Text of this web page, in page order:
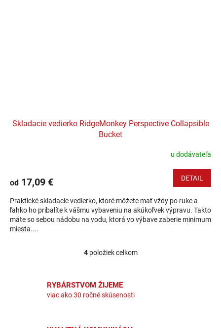
Skladacie vedierko RidgeMonkey Perspective Collapsible
Bucket
u dodávateľa
od 17,09 € DETAIL
Praktické skladacie vedierko, ktoré môžete mať vždy po ruke a
ľahko ho pribalíte k vášmu vybaveniu na akúkoľvek výpravu. Takto
máte so sebou nádobu na vodu, ktorá vo výbave zaberie minimum
miesta....
Ovládacie prvky výpisu
4položiek celkom
RYBÁRSTVOM ŽIJEME
viac ako 30 ročné skúsenosti